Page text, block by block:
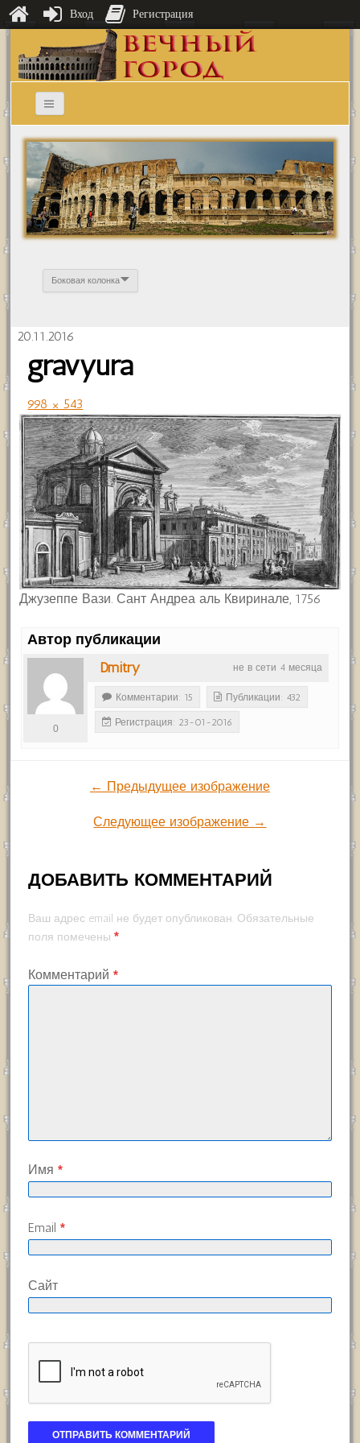
Боковая колонка
20.11.2016
gravyura
998 × 543
Джузеппе Вази. Сант Андреа аль Квиринале, 1756
Автор публикации
не в сети 4 месяца
Dmitry
0
Комментарии: 15 Публикации: 432
Регистрация: 23-01-2016
← Предыдущее изображение
Следующее изображение →
ДОБАВИТЬ КОММЕНТАРИЙ
Ваш адрес email не будет опубликован. Обязательные
поля помечены *
Комментарий *
Имя *
Email *
Сайт
Вход Регистрация